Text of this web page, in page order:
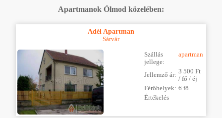
Apartmanok Ólmod közelében:
Adél Apartman
Sárvár
Szállás
jellege:
apartman
Jellemző ár: 3 500 Ft
/ fő / éj
Férőhelyek: 6 fő
Értékelés